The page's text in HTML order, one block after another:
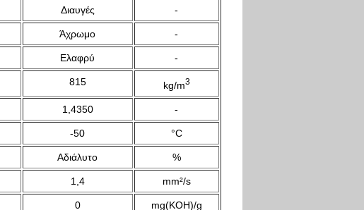
Διαυγές -
Άχρωμο -
Ελαφρύ -
815 kg/m3
1,4350 -
-50 °C
Αδιάλυτο %
1,4 mm²/s
0 mg(KOH)/g